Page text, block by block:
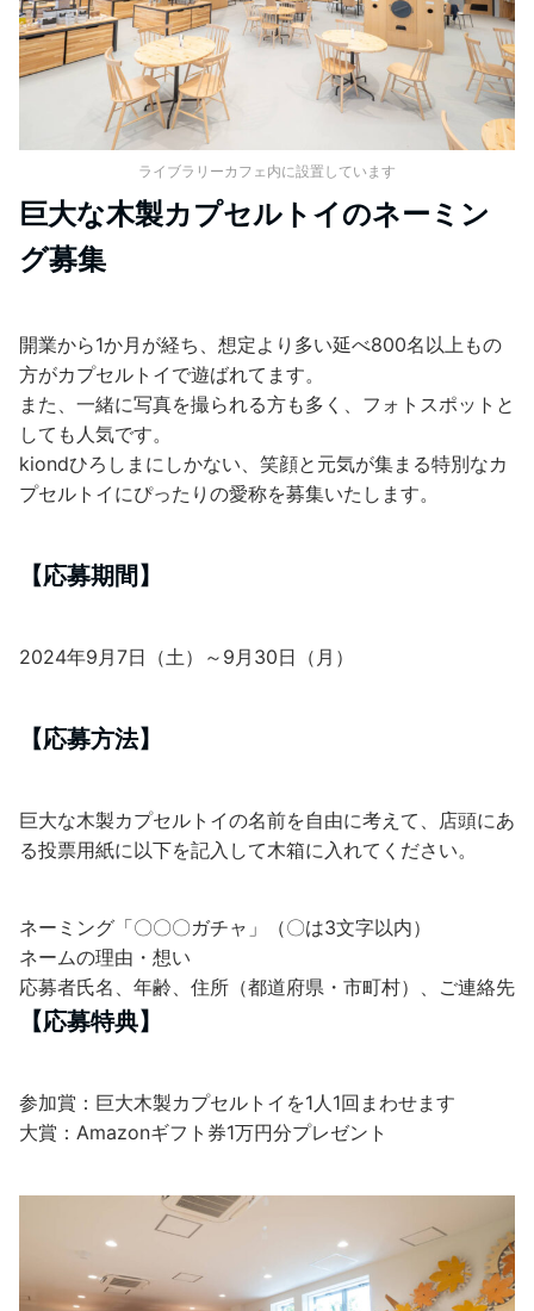
ライブラリーカフェ内に設置しています
巨大な木製カプセルトイのネーミン
グ募集
開業から1か月が経ち、想定より多い延べ800名以上もの
方がカプセルトイで遊ばれてます。
また、一緒に写真を撮られる方も多く、フォトスポットと
しても人気です。
kiondひろしまにしかない、笑顔と元気が集まる特別なカ
プセルトイにぴったりの愛称を募集いたします。
【応募期間】
2024年9月7日（土）～9月30日（月）
【応募方法】
巨大な木製カプセルトイの名前を自由に考えて、店頭にあ
る投票用紙に以下を記入して木箱に入れてください。
ネーミング「〇〇〇ガチャ」（〇は3文字以内）
ネームの理由・想い
応募者氏名、年齢、住所（都道府県・市町村）、ご連絡先
【応募特典】
参加賞：巨大木製カプセルトイを1人1回まわせます
大賞：Amazonギフト券1万円分プレゼント